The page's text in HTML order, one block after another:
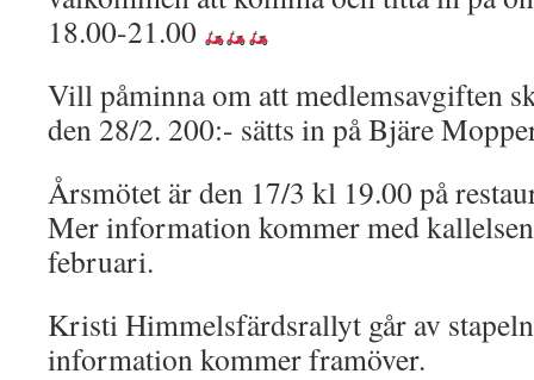
18.00-21.00
Vill påminna om att medlemsavgiften
den 28/2. 200:- sätts in på Bjäre
Årsmötet är den 17/3 kl 19.00 på
Mer information kommer med
februari.
Kristi Himmelsfärdsrallyt går av
information kommer framöver.